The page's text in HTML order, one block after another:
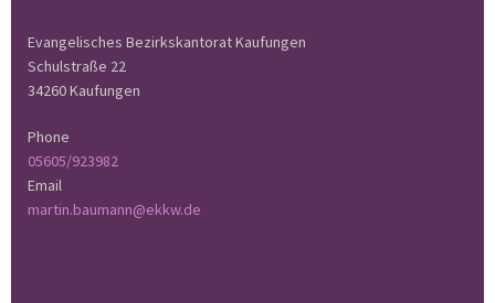
Evangelisches Bezirkskantorat Kaufungen
Schulstraße 22
34260 Kaufungen
Phone
05605/923982
Email
martin.baumann@ekkw.de